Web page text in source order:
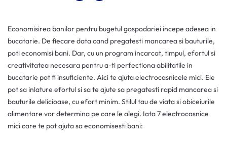
Economisirea banilor pentru bugetul gospodariei incepe adesea in
bucatarie. De fiecare data cand pregatesti mancarea si bauturile,
poti economisi bani. Dar, cu un program incarcat, timpul, efortul si
creativitatea necesara pentru a-ti perfectiona abilitatile in
bucatarie pot fi insuficiente. Aici te ajuta electrocasnicele mici. Ele
pot sa inlature efortul si sa te ajute sa pregatesti rapid mancarea si
bauturile delicioase, cu efort minim. Stilul tau de viata si obiceiurile
alimentare vor determina pe care le alegi. Iata 7 electrocasnice
mici care te pot ajuta sa economisesti bani: